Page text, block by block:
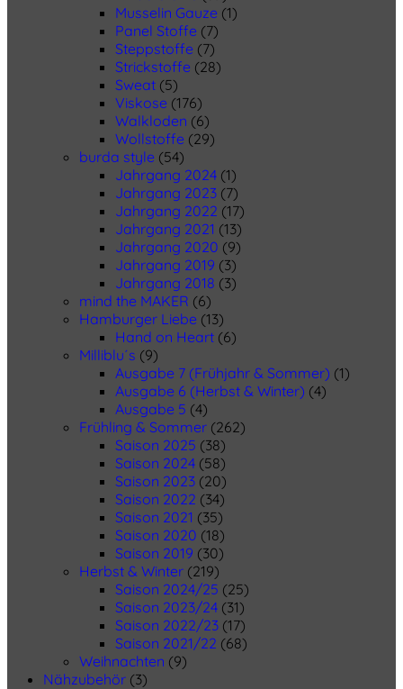
Musselin Gauze (1)
Panel Stoffe (7)
Steppstoffe (7)
Strickstoffe (28)
Sweat (5)
Viskose (176)
Walkloden (6)
Wollstoffe (29)
burda style (54)
Jahrgang 2024 (1)
Jahrgang 2023 (7)
Jahrgang 2022 (17)
Jahrgang 2021 (13)
Jahrgang 2020 (9)
Jahrgang 2019 (3)
Jahrgang 2018 (3)
mind the MAKER (6)
Hamburger Liebe (13)
Hand on Heart (6)
Milliblu´s (9)
Ausgabe 7 (Frühjahr & Sommer) (1)
Ausgabe 6 (Herbst & Winter) (4)
Ausgabe 5 (4)
Frühling & Sommer (262)
Saison 2025 (38)
Saison 2024 (58)
Saison 2023 (20)
Saison 2022 (34)
Saison 2021 (35)
Saison 2020 (18)
Saison 2019 (30)
Herbst & Winter (219)
Saison 2024/25 (25)
Saison 2023/24 (31)
Saison 2022/23 (17)
Saison 2021/22 (68)
Weihnachten (9)
Nähzubehör (3)